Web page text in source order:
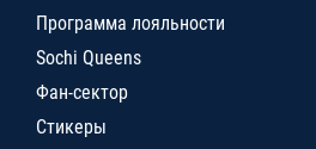
Программа лояльности
Sochi Queens
Фан-сектор
Стикеры